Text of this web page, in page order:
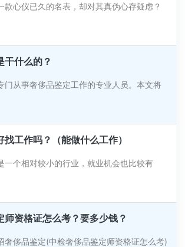
款心仪已久的名表，却对其真伪心存疑虑？
干什么的？
门从事奢侈品鉴定工作的专业人员。本文将
工作吗？（能做什么工作）
一个相对较小的行业，就业机会也比较有
师资格证怎么考？要多少钱？
奢侈品鉴定(中检奢侈品鉴定师资格证怎么考)